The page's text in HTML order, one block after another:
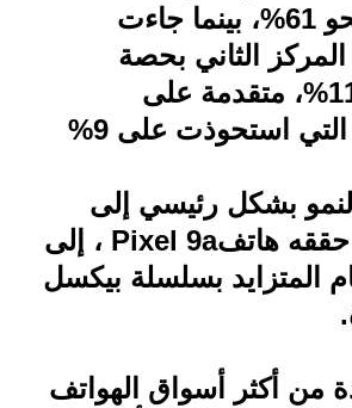
بحصة تبلغ نحو 61%، بينما جاءت
الثاني بحصة
وصلت إلى 11%، متقدمة على
"سامسونغ" التي استحوذت على 9%
بشكل رئيسي إلى
حققه هاتفPixel 9a ، إلى
المتزايد بسلسلة بيكسل
.
من أكثر أسواق الهواتف